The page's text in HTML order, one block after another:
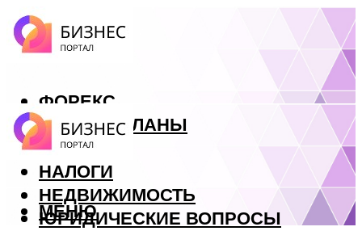
ФОРЕКС
БИЗНЕС ПЛАНЫ
КРЕДИТЫ
НАЛОГИ
НЕДВИЖИМОСТЬ
ЮРИДИЧЕСКИЕ ВОПРОСЫ
МЕНЮ